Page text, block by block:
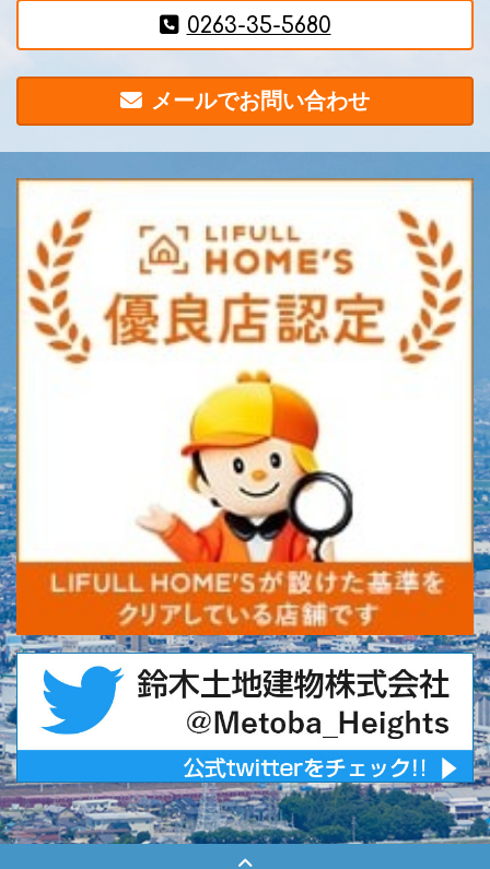
0263-35-5680
メールでお問い合わせ